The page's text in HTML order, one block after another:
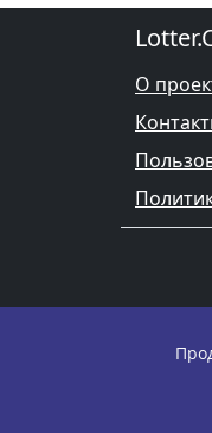
О